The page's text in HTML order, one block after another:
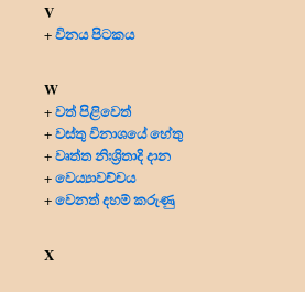
V
+විනය පිටකය
W
+වත් පිළිවෙත්
+වස්තු විනාශයේ හේතු
+වෘත්ත නිඃශ්‍රිතාදි දාන
+වෙය්‍යාවච්චය
+වෙනත් දහම් කරුණු
X